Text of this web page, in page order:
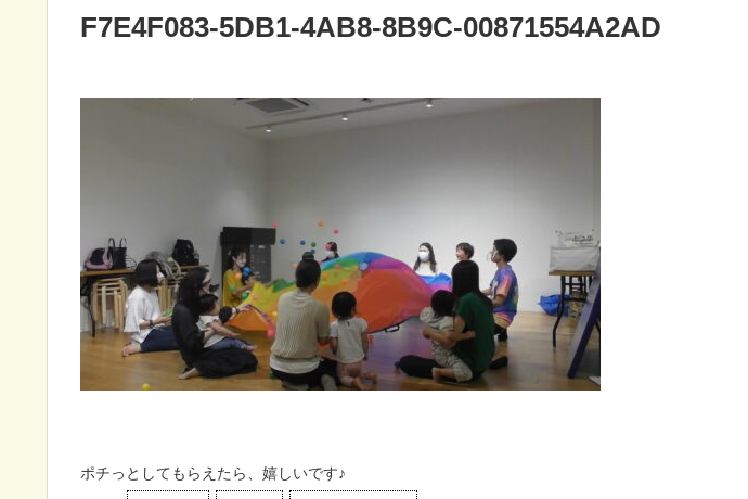
F7E4F083-5DB1-4AB8-8B9C-00871554A2AD
ポチっとしてもらえたら、嬉しいです♪